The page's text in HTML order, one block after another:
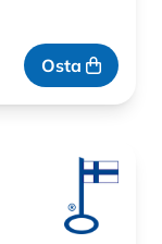
Osta